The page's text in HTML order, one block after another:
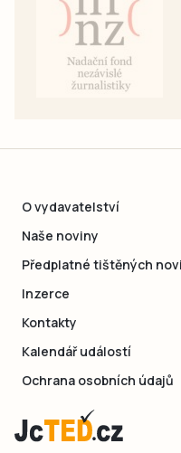
O vydavatelství
Naše noviny
Předplatné tištěných
Inzerce
Kontakty
Kalendář událostí
Ochrana osobních údajů